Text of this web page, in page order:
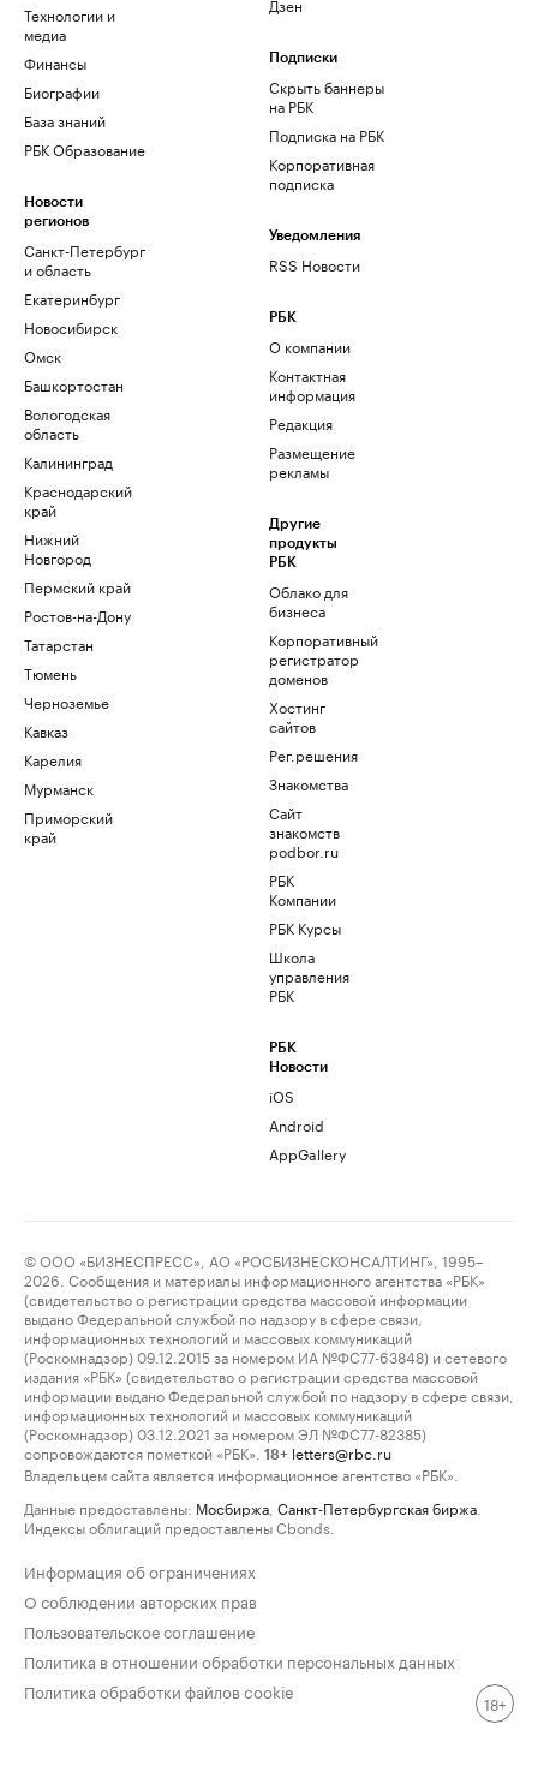
Технологии и
медиа
Финансы
Биографии
База знаний
РБК Образование
Новости
регионов
Санкт-Петербург
и область
Екатеринбург
Новосибирск
Омск
Башкортостан
Вологодская
область
Калининград
Краснодарский
край
Нижний
Новгород
Пермский край
Ростов-на-Дону
Татарстан
Тюмень
Черноземье
Кавказ
Карелия
Мурманск
Приморский
край
Подписки
Скрыть баннеры
на РБК
Подписка на РБК
Корпоративная
подписка
Уведомления
RSS Новости
РБК
О компании
Контактная
информация
Редакция
Размещение
рекламы
Другие
продукты
РБК
Облако для
бизнеса
Корпоративный
регистратор
доменов
Хостинг
сайтов
Рег.решения
Знакомства
Сайт
знакомств
podbor.ru
РБК
Компании
РБК Курсы
Школа
управления
РБК
РБК
Новости
iOS
Android
AppGallery
© ООО «БИЗНЕСПРЕСС», АО «РОСБИЗНЕСКОНСАЛТИНГ», 1995–
2026. Сообщения и материалы информационного агентства «РБК»
(свидетельство о регистрации средства массовой информации
выдано Федеральной службой по надзору в сфере связи,
информационных технологий и массовых коммуникаций
(Роскомнадзор) 09.12.2015 за номером ИА №ФС77-63848) и сетевого
издания «РБК» (свидетельство о регистрации средства массовой
информации выдано Федеральной службой по надзору в сфере связи,
информационных технологий и массовых коммуникаций
(Роскомнадзор) 03.12.2021 за номером ЭЛ №ФС77-82385)
сопровождаются пометкой «РБК».
18+ letters@rbc.ru
Владельцем сайта является информационное агентство «РБК».
Данные предоставлены: Мосбиржа Санкт-Петербургская биржа
Индексы облигаций предоставлены Cbonds.
Информация об ограничениях
О соблюдении авторских прав
Пользовательское соглашение
Политика в отношении обработки персональных данных
Политика обработки файлов cookie
18+